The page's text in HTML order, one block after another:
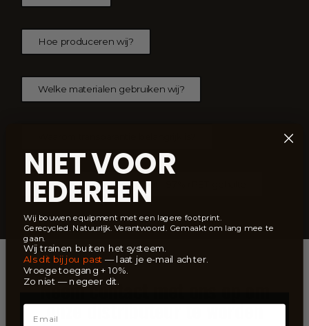
Hoe produceren wij?
Welke materialen gebruiken wij?
Strap's Yarn GRS-certificaat - 97% rPET-gehalte
Neem contact met ons op om
onze distributeur te worden
NIET VOOR
IEDEREEN
Wij bouwen equipment met een lagere footprint.
Gerecycled. Natuurlijk. Verantwoord. Gemaakt om lang mee te
gaan.
Wij trainen buiten het systeem.
Als dit bij jou past — laat je e-mail achter.
Vroege toegang + 10%.
Zo niet — negeer dit.
Email